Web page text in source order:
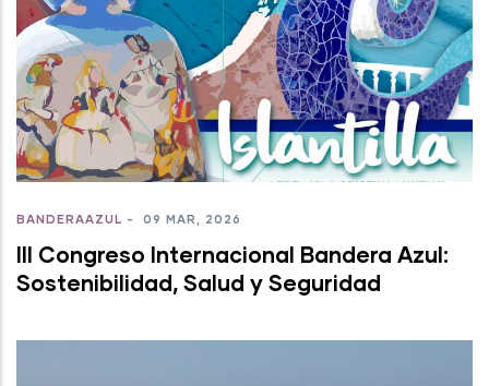
BANDERAAZUL - 09 MAR, 2026
III Congreso Internacional Bandera Azul:
Sostenibilidad, Salud y Seguridad